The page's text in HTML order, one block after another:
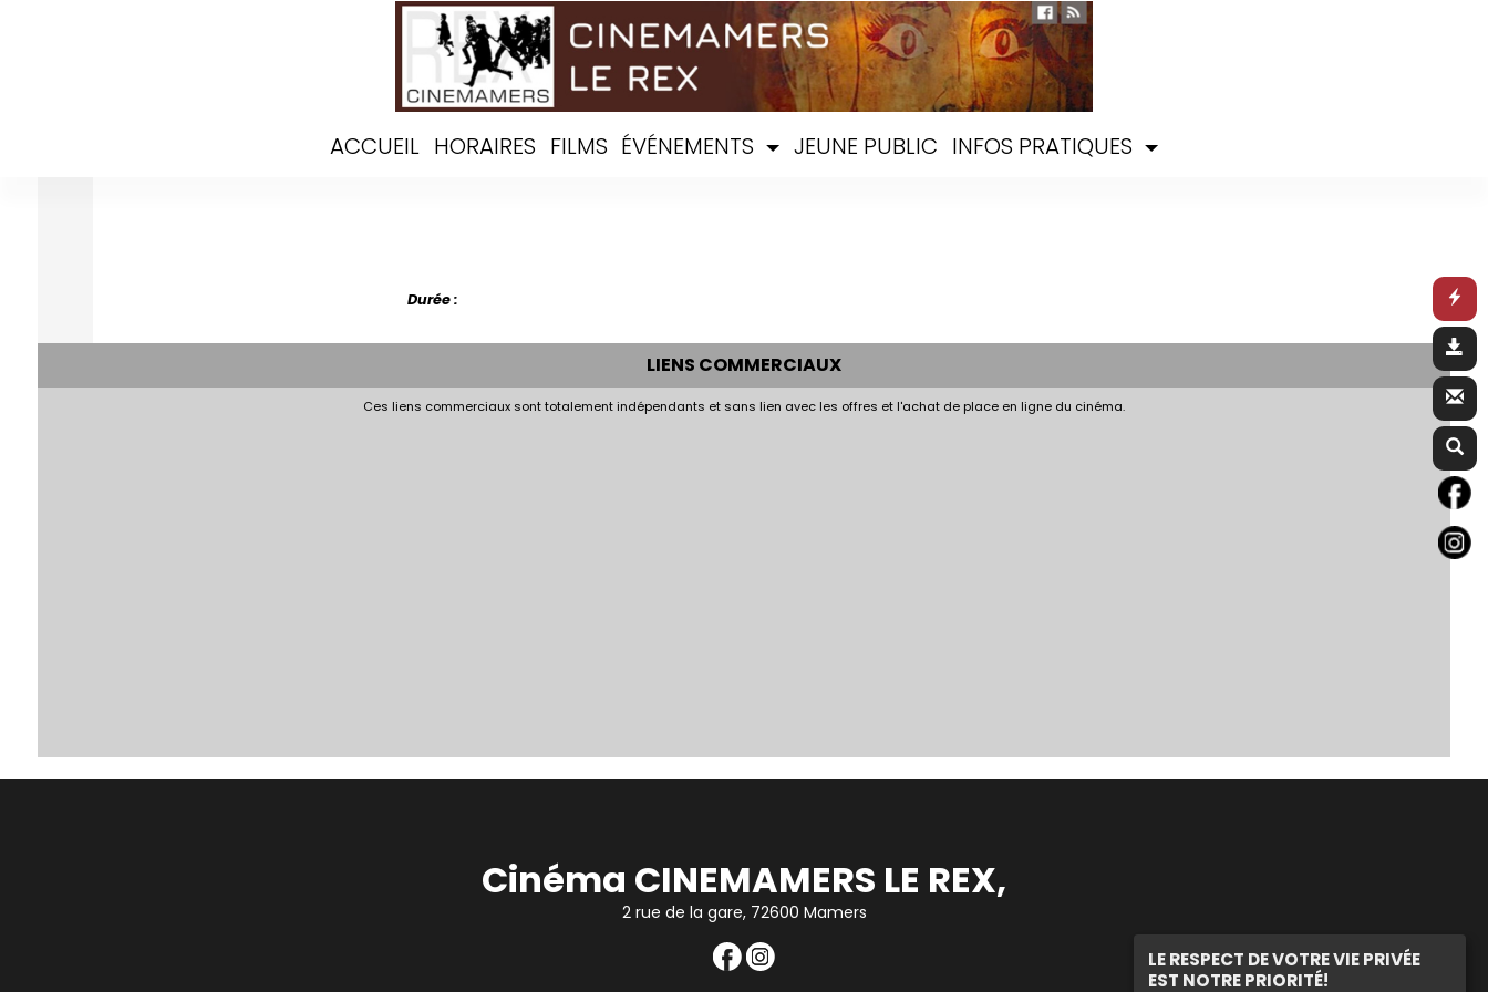
LE RESPECT DE VOTRE VIE PRIVÉE
EST NOTRE PRIORITÉ!
ACCUEIL HORAIRES FILMS ÉVÉNEMENTS JEUNE PUBLIC INFOS PRATIQUES
Durée :
LIENS COMMERCIAUX
Ces liens commerciaux sont totalement indépendants et sans lien avec les offres et l'achat de place en ligne du cinéma.
Cinéma CINEMAMERS LE REX,
2 rue de la gare, 72600 Mamers